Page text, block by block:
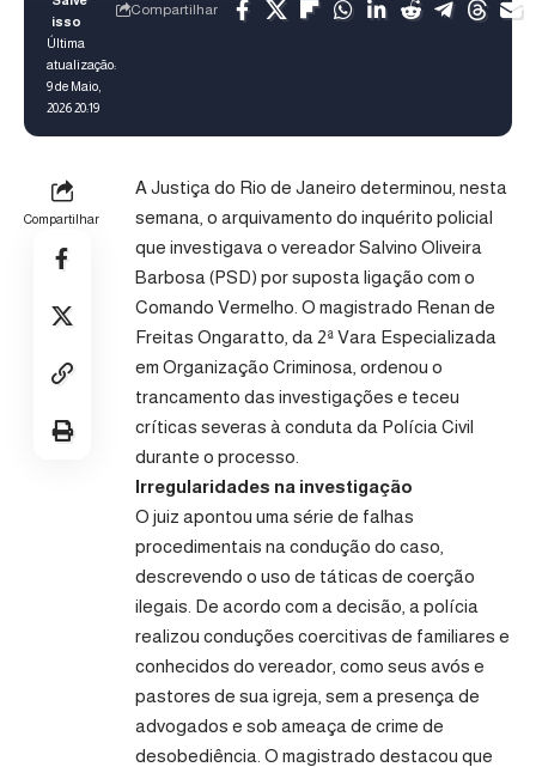
Última
atualização:
9 de Maio,
2026 20:19
Compartilhar
Compartilhar
A Justiça do Rio de Janeiro determinou, nesta
semana, o arquivamento do inquérito policial
que investigava o vereador Salvino Oliveira
Barbosa (PSD) por suposta ligação com o
Comando Vermelho. O magistrado Renan de
Freitas Ongaratto, da 2ª Vara Especializada
em Organização Criminosa, ordenou o
trancamento das investigações e teceu
críticas severas à conduta da Polícia Civil
durante o processo.
Irregularidades na investigação
O juiz apontou uma série de falhas
procedimentais na condução do caso,
descrevendo o uso de táticas de coerção
ilegais. De acordo com a decisão, a polícia
realizou conduções coercitivas de familiares e
conhecidos do vereador, como seus avós e
pastores de sua igreja, sem a presença de
advogados e sob ameaça de crime de
desobediência. O magistrado destacou que